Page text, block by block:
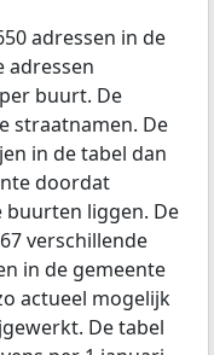
adressen in de
adressen
buurt. De
straatnamen. De
in de tabel dan
doordat
liggen. De
verschillende
in de gemeente
actueel mogelijk
De tabel